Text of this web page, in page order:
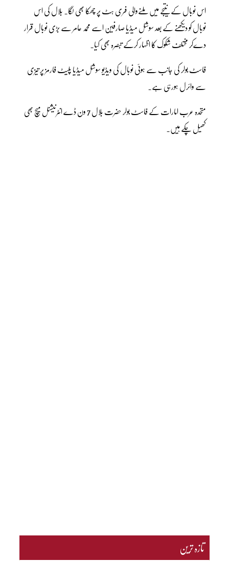
اس نوبال کے نتیجے میں ملنےوالی فری ہٹ پر چھکا بھی لگا۔ بلال کی اس
نوبال کو دیکھنے کے بعد سوشل میڈیا صارفین اسے محمد عامر سے بڑی نوبال قرار
دےکر مختلف شکوک کا اظہار کرکے تبصرہ بھی کیا۔
فاسٹ بولر کی جانب سے ہوئی نوبال کی ویڈیو سوشل میڈیا پلیٹ فارمز پر تیزی
سے وائرل ہورہی ہے۔
متحدہ عرب امارات کے فاسٹ بولر حضرت بلال 7 ون ڈے انٹرنیشنل میچ بھی
کھیل چکے ہیں۔
تازہ ترین